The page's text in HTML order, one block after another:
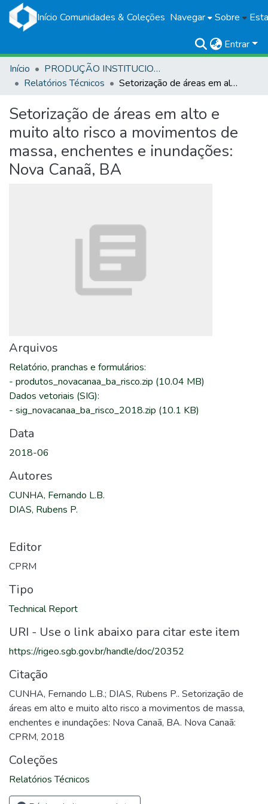
Início Comunidades & Coleções Navegar Sobre
Entrar
Início
PRODUÇÃO INSTITUCIONAL
Relatórios Técnicos
Setorização de áreas em alto e muito alto risco a movimentos de massa, enchentes e inundações: Nova Canaã, BA
Setorização de áreas em alto e
muito alto risco a movimentos de
massa, enchentes e inundações:
Nova Canaã, BA
Arquivos
Relatório, pranchas e formulários:
- produtos_novacanaa_ba_risco.zip (10.04 MB)
Dados vetoriais (SIG):
- sig_novacanaa_ba_risco_2018.zip (10.1 KB)
Data
2018-06
Autores
CUNHA, Fernando L.B.
DIAS, Rubens P.
Editor
CPRM
Tipo
Technical Report
URI - Use o link abaixo para citar este item
https://rigeo.sgb.gov.br/handle/doc/20352
Citação
CUNHA, Fernando L.B.; DIAS, Rubens P.. Setorização de
áreas em alto e muito alto risco a movimentos de massa,
enchentes e inundações: Nova Canaã, BA. Nova Canaã:
CPRM, 2018
Coleções
Relatórios Técnicos